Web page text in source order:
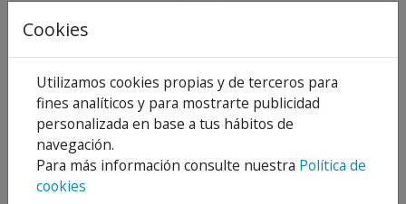
Descripción
Detalles
Adjuntos
Opiniones
Cookies
Utilizamos cookies propias y de terceros para
fines analíticos y para mostrarte publicidad
personalizada en base a tus hábitos de
navegación.
Para más información consulte nuestra Política de
cookies